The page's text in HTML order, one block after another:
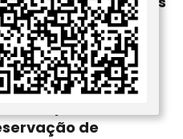
. Isso é, atuamos
agenda cultural.
verba pública e
do poder público
transparência do
de